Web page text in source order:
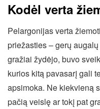
Kodėl verta
Pelargonijas verta
priežasties – gerų
gražiai žydėjo, buvo
kurios kitą pavasarį gali
apsimoka. Ne kiekvieną
pačią veislę ar tokį pat